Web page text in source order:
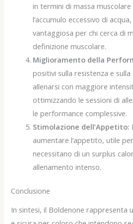
in termini di massa
l’accumulo eccessivo di
vantaggiosa per chi cerca di
definizione muscolare.
Miglioramento della
positivi sulla resistenza e
allenarsi con maggiore
ottimizzando le sessioni di
le performance complessive.
Stimolazione dell’Appetito:
aumentare l’appetito, utile
necessitano di un surplus
allenamento intenso.
Conclusione
In sintesi, il Boldenone rappresenta